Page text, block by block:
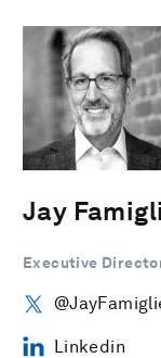
Jay
Executive
Linkedin